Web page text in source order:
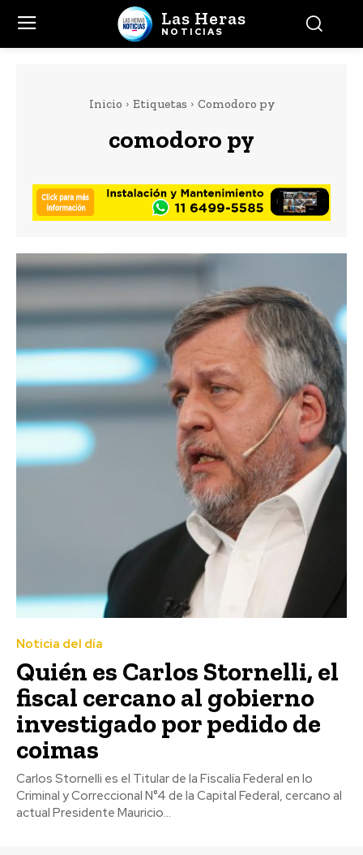
Las Heras
NOTICIAS
Inicio Etiquetas Comodoro py
comodoro py
Noticia del día
Quién es Carlos Stornelli, el
fiscal cercano al gobierno
investigado por pedido de
coimas
Carlos Stornelli es el Titular de la Fiscalía Federal en lo
Criminal y Correccional N°4 de la Capital Federal, cercano al
actual Presidente Mauricio...